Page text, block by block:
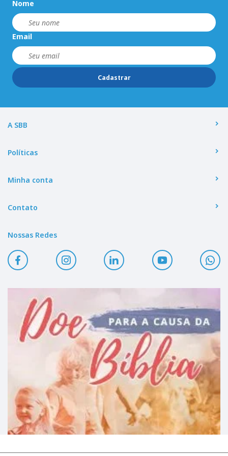
Nome
Email
Cadastrar
A SBB
Políticas
Minha conta
Contato
Nossas Redes